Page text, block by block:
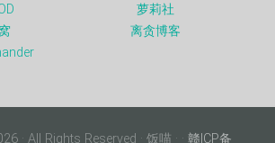
萝莉社
离贪博客
· All Rights Reserved · 饭喵 · · 赣ICP备